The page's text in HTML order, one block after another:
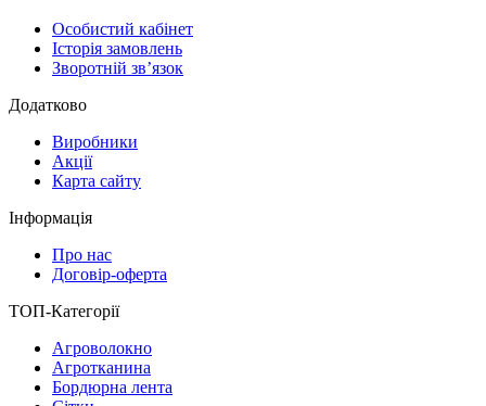
Особистий кабінет
Історія замовлень
Зворотній зв’язок
Додатково
Виробники
Акції
Карта сайту
Інформація
Про нас
Договір-оферта
ТОП-Категорії
Агроволокно
Агротканина
Бордюрна лента